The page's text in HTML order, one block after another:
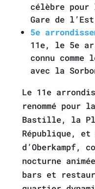
célèbre pour
Gare de
5e
11e, le 5e
connu
avec la
Le 11e
renommé pour
Bastille, la
République,
d’Oberkampf,
nocturne
bars et